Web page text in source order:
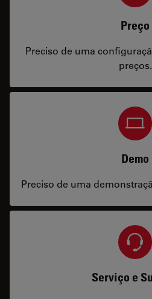
Preço
Preciso de uma
preços.
Demo
Preciso de uma
Serviço e